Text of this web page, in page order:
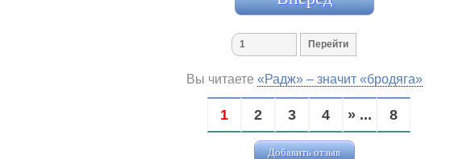
Вы читаете «Радж» – значит «бродяга»
1 2 3 4 » ... 8
Добавить отзыв